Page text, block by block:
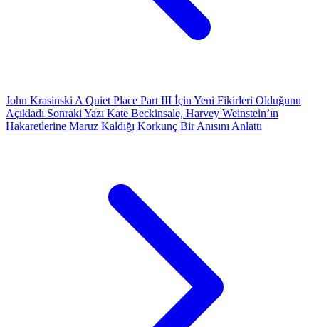
John Krasinski A Quiet Place Part III İçin Yeni Fikirleri Olduğunu
Açıkladı Sonraki Yazı Kate Beckinsale, Harvey Weinstein’ın
Hakaretlerine Maruz Kaldığı Korkunç Bir Anısını Anlattı